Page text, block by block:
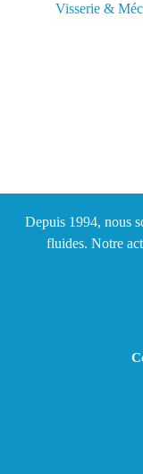
Visserie &
Depuis 1994, nous
fluides. Notre